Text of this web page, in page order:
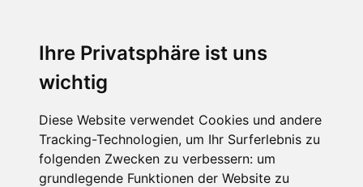
Ihre Privatsphäre ist uns
wichtig
Diese Website verwendet Cookies und andere
Tracking-Technologien, um Ihr Surferlebnis zu
folgenden Zwecken zu verbessern: um
grundlegende Funktionen der Website zu